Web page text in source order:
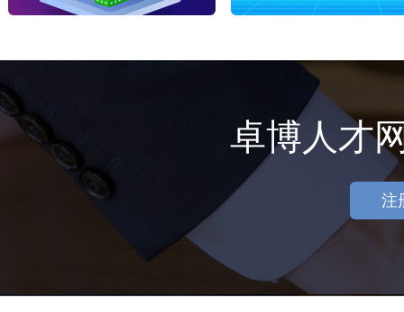
卓博人才
注